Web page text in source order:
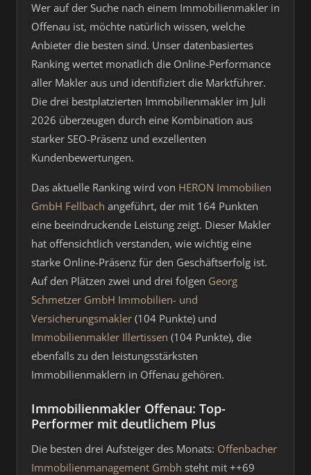
Wer auf der Suche nach einem Immobilienmakler in
Offenau ist, möchte natürlich wissen, welche
Anbieter die besten sind. Unser datenbasiertes
Ranking wertet monatlich die Online-Performance
aller Makler aus und identifiziert die Marktführer.
Die drei bestplatzierten Immobilienmakler im Juli
2026 überzeugen durch eine Kombination aus
starker SEO-Präsenz und exzellenten
Kundenbewertungen.
Das aktuelle Ranking wird von HERON Immobilien
GmbH Fellbach angeführt, der mit 164 Punkten
eine beeindruckende Leistung zeigt. Dieser Makler
hat offensichtlich verstanden, wie wichtig eine
starke Online-Präsenz für den Geschäftserfolg ist.
Auf den Plätzen zwei und drei folgen Georg
Schmetzer GmbH Immobilien- und
Versicherungsmakler (104 Punkte) und
Immobilienmakler Illertissen (104 Punkte), die
ebenfalls zu den leistungsstärksten
Immobilienmaklern in Offenau gehören.
Immobilienmakler Offenau: Top-
Performer mit deutlichem Plus
Die besten drei Aufsteiger des Monats: Offenbacher
Immobilienmanagement Gmbh steht mit ++69